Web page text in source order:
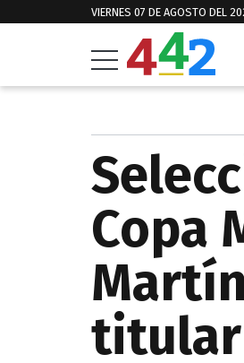
VIERNES 07 DE AGOSTO DEL
Copa
titular